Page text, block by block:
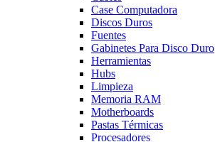
Case Computadora
Discos Duros
Fuentes
Gabinetes Para Disco Duro
Herramientas
Hubs
Limpieza
Memoria RAM
Motherboards
Pastas Térmicas
Procesadores